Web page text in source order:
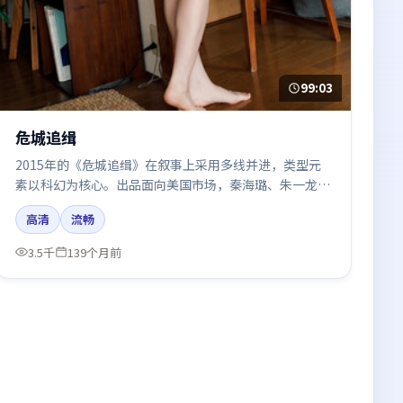
99:03
危城追缉
2015年的《危城追缉》在叙事上采用多线并进，类型元
素以科幻为核心。出品面向美国市场，秦海璐、朱一龙、
白宇、于和伟、赵丽颖所饰角色推动关键反转，结尾留白
引发讨论。
高清
流畅
3.5千
139个月前